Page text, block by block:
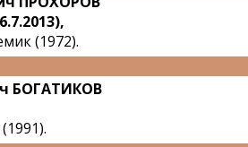
(1972).
БОГАТИКОВ